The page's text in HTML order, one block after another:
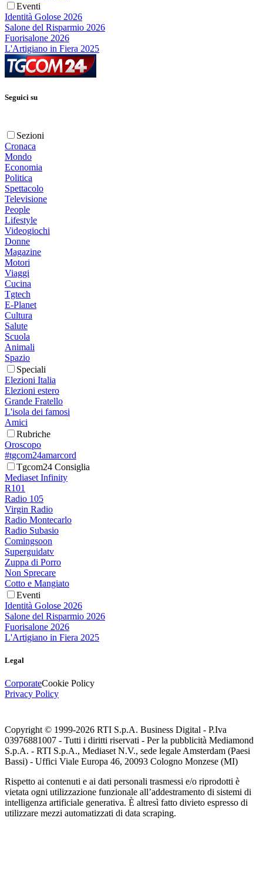
Eventi
Identità Golose 2026
Salone del Risparmio 2026
Fuorisalone 2026
L'Artigiano in Fiera 2025
Seguici su
Sezioni
Cronaca
Mondo
Economia
Politica
Spettacolo
Televisione
People
Lifestyle
Videogiochi
Donne
Magazine
Motori
Viaggi
Cucina
Tgtech
E-Planet
Cultura
Salute
Scuola
Animali
Spazio
Speciali
Elezioni Italia
Elezioni estero
Grande Fratello
L'isola dei famosi
Amici
Rubriche
Oroscopo
#tgcom24amarcord
Tgcom24 Consiglia
Mediaset Infinity
R101
Radio 105
Virgin Radio
Radio Montecarlo
Radio Subasio
Comingsoon
Superguidatv
Zuppa di Porro
Non Sprecare
Cotto e Mangiato
Eventi
Identità Golose 2026
Salone del Risparmio 2026
Fuorisalone 2026
L'Artigiano in Fiera 2025
Legal
CorporateCookie Policy
Privacy Policy
Copyright © 1999-2026 RTI S.p.A. Business Digital - P.Iva
03976881007 - Tutti i diritti riservati - Per la pubblicità Mediamond
S.p.A. - RTI S.p.A., Mediaset N.V., sede legale Amsterdam (Paesi
Bassi) - Uffici Viale Europa 46, 20093 Cologno Monzese (MI)
Rispetto ai contenuti e ai dati personali trasmessi e/o riprodotti è
vietata ogni utilizzazione funzionale all’addestramento di sistemi di
intelligenza artificiale generativa. È altresì fatto divieto espresso di
utilizzare mezzi automatizzati di data scraping.